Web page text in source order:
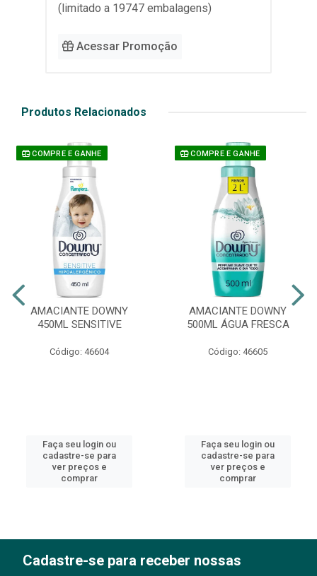
(limitado a 19747 embalagens)
Acessar Promoção
Produtos Relacionados
COMPRE E GANHE
AMACIANTE DOWNY
450ML SENSITIVE
Código: 46604
Faça seu login ou
cadastre-se para
ver preços e
comprar
COMPRE E GANHE
AMACIANTE DOWNY
500ML ÁGUA FRESCA
Código: 46605
Faça seu login ou
cadastre-se para
ver preços e
comprar
Cadastre-se para receber nossas